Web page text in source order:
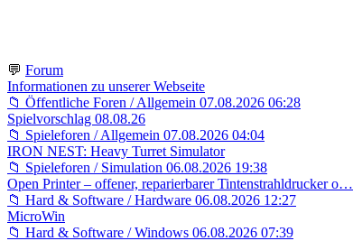
💬 Forum
Informationen zu unserer Webseite
📁 Öffentliche Foren / Allgemein 07.08.2026 06:28
Spielvorschlag 08.08.26
📁 Spieleforen / Allgemein 07.08.2026 04:04
IRON NEST: Heavy Turret Simulator
📁 Spieleforen / Simulation 06.08.2026 19:38
Open Printer – offener, reparierbarer Tintenstrahldrucker o…
📁 Hard & Software / Hardware 06.08.2026 12:27
MicroWin
📁 Hard & Software / Windows 06.08.2026 07:39